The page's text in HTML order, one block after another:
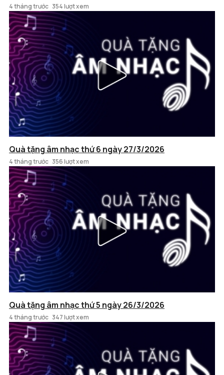
4 tháng trước 354 lượt xem
Quà tặng âm nhạc thứ 6 ngày 27/3/2026
4 tháng trước 356 lượt xem
Quà tặng âm nhạc thứ 5 ngày 26/3/2026
4 tháng trước 347 lượt xem